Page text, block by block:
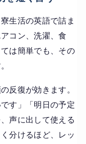
生活の英語で詰ま
コン、洗濯、食
は簡単でも、その
反復が効きます。
す」「明日の予定
声に出して使える
分けるほど、レッ